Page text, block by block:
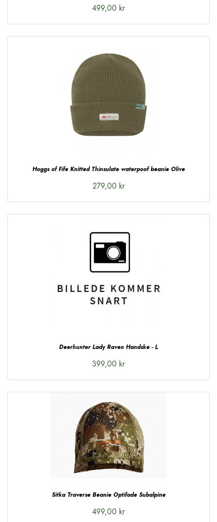
499,00 kr
Hoggs of Fife Knitted Thinsulate waterpoof beanie Olive
279,00 kr
Deerhunter Lady Raven Handske - L
399,00 kr
Sitka Traverse Beanie Optifade Subalpine
499,00 kr